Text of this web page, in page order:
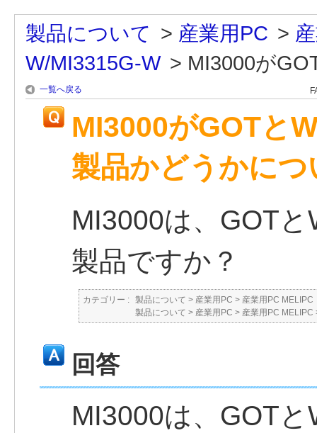
製品について > 産業用PC >
W/MI3315G-W > MI3000が
一覧へ戻る
MI3000がGOTと
製品かどうかにつ
MI3000は、GOT
製品ですか？
カテゴリー : 製品について > 産業用PC > 産業用PC MELIPC
製品について > 産業用PC > 産業用PC MELIPC
回答
MI3000は、GOT